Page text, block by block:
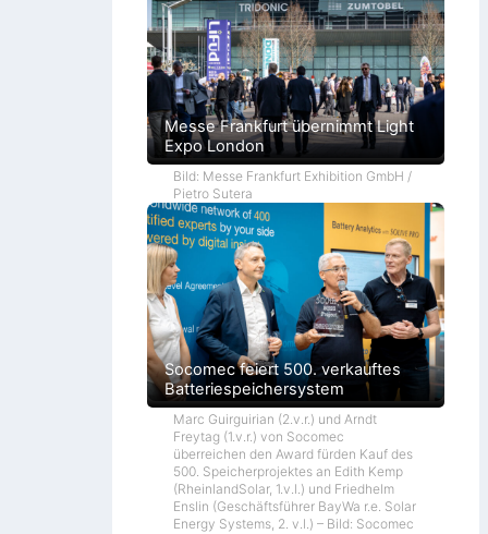
Messe Frankfurt übernimmt Light
Expo London
Bild: Messe Frankfurt Exhibition GmbH /
Pietro Sutera
Socomec feiert 500. verkauftes
Batteriespeichersystem
Marc Guirguirian (2.v.r.) und Arndt
Freytag (1.v.r.) von Socomec
überreichen den Award fürden Kauf des
500. Speicherprojektes an Edith Kemp
(RheinlandSolar, 1.v.l.) und Friedhelm
Enslin (Geschäftsführer BayWa r.e. Solar
Energy Systems, 2. v.l.) – Bild: Socomec